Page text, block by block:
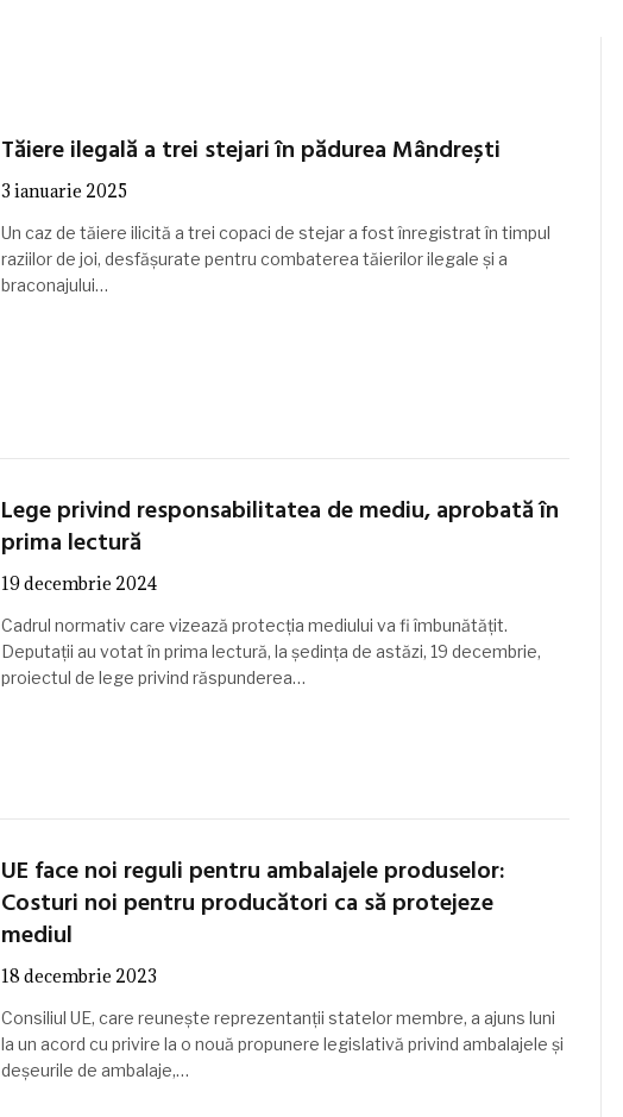
Tăiere ilegală a trei stejari în pădurea Mândrești
3 ianuarie 2025
Un caz de tăiere ilicită a trei copaci de stejar a fost înregistrat în timpul
raziilor de joi, desfășurate pentru combaterea tăierilor ilegale și a
braconajului…
Lege privind responsabilitatea de mediu, aprobată în
prima lectură
19 decembrie 2024
Cadrul normativ care vizează protecția mediului va fi îmbunătățit.
Deputații au votat în prima lectură, la ședința de astăzi, 19 decembrie,
proiectul de lege privind răspunderea…
UE face noi reguli pentru ambalajele produselor:
Costuri noi pentru producători ca să protejeze
mediul
18 decembrie 2023
Consiliul UE, care reunește reprezentanții statelor membre, a ajuns luni
la un acord cu privire la o nouă propunere legislativă privind ambalajele și
deșeurile de ambalaje,…